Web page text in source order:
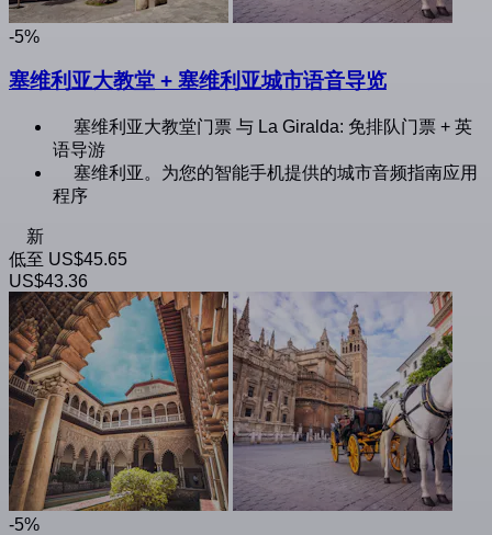
-5%
塞维利亚大教堂 + 塞维利亚城市语音导览
塞维利亚大教堂门票 与 La Giralda: 免排队门票 + 英
语导游
塞维利亚。为您的智能手机提供的城市音频指南应用
程序
新
低至 US$45.65
US$43.36
-5%